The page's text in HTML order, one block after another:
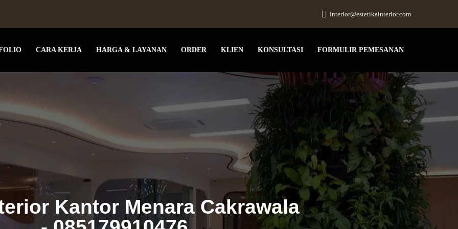
interior@estetikainterior.com
CARA KERJA HARGA & LAYANAN ORDER KLIEN KONSULTASI FORMULIR PEMESANAN
Kantor Menara Cakrawala